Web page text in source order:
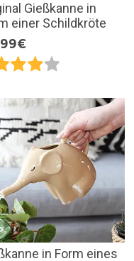
Gießkanne in
einer Schildkröte
in Form eines